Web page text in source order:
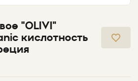
"OLIVI"
кислотность